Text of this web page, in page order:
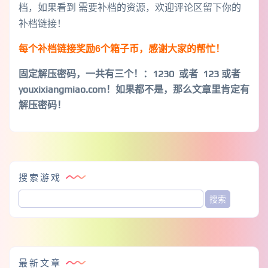
档，如果看到 需要补档的资源，欢迎评论区留下你的
补档链接！
每个补档链接奖励6个箱子币，感谢大家的帮忙！
固定解压密码，一共有三个！
：1230 或者 123 或者
youxixiangmiao.com！如果都不是，那么文章里肯定有
解压密码！
搜索游戏
最新文章